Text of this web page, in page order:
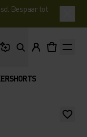
Bespaar tot